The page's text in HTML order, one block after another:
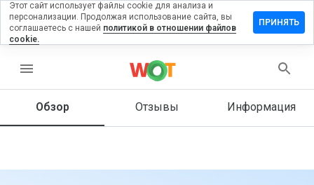
menu
Обзор Отзывы Информация
на
Как бы
этот
Этот сайт использует файлы cookie для анализа и
персонализации. Продолжая использование сайта, вы
соглашаетесь с нашей политикой в отношении файлов
cookie.
ПРИНЯТЬ